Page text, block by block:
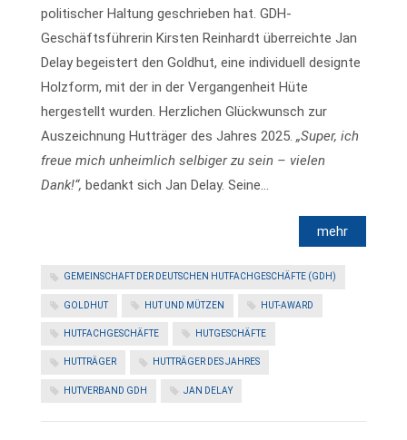
politischer Haltung geschrieben hat. GDH-
Geschäftsführerin Kirsten Reinhardt überreichte Jan
Delay begeistert den Goldhut, eine individuell designte
Holzform, mit der in der Vergangenheit Hüte
hergestellt wurden. Herzlichen Glückwunsch zur
Auszeichnung Hutträger des Jahres 2025. „Super, ich
freue mich unheimlich selbiger zu sein – vielen
Dank!“, bedankt sich Jan Delay. Seine…
GEMEINSCHAFT DER DEUTSCHEN HUTFACHGESCHÄFTE (GDH)
GOLDHUT HUT UND MÜTZEN HUT-AWARD
HUTFACHGESCHÄFTE HUTGESCHÄFTE
HUTTRÄGER HUTTRÄGER DES JAHRES
HUTVERBAND GDH JAN DELAY